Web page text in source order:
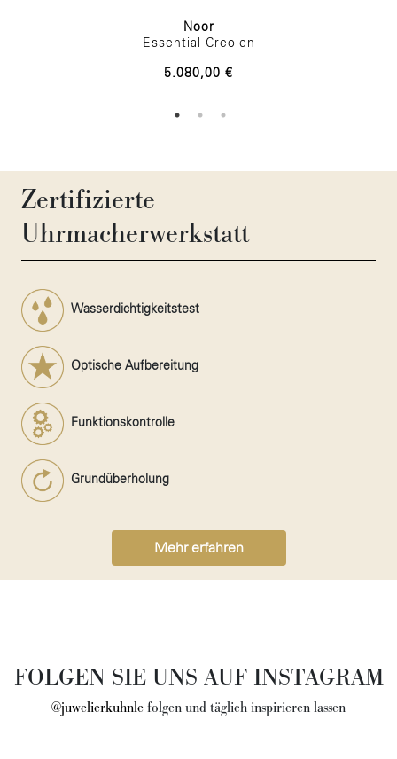
Noor
Essential Creolen
5.080,00 €
Zertifizierte
Uhrmacherwerkstatt
Wasserdichtigkeitstest
Optische Aufbereitung
Funktionskontrolle
Grundüberholung
Mehr erfahren
FOLGEN SIE UNS AUF INSTAGRAM
@juwelierkuhnle folgen und täglich inspirieren lassen